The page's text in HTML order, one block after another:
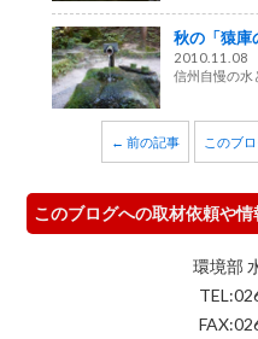
秋の「猿庫
2010.11.08
信州自慢の水
← 前の記事 このブ
このブログへの取材依頼や
環境部